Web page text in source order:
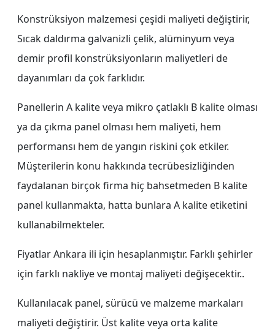
Konstrüksiyon malzemesi çeşidi maliyeti değiştirir,
Sıcak daldırma galvanizli çelik, alüminyum veya
demir profil konstrüksiyonların maliyetleri de
dayanımları da çok farklıdır.
Panellerin A kalite veya mikro çatlaklı B kalite olması
ya da çıkma panel olması hem maliyeti, hem
performansı hem de yangın riskini çok etkiler.
Müşterilerin konu hakkında tecrübesizliğinden
faydalanan birçok firma hiç bahsetmeden B kalite
panel kullanmakta, hatta bunlara A kalite etiketini
kullanabilmekteler.
Fiyatlar Ankara ili için hesaplanmıştır. Farklı şehirler
için farklı nakliye ve montaj maliyeti değişecektir..
Kullanılacak panel, sürücü ve malzeme markaları
maliyeti değiştirir. Üst kalite veya orta kalite